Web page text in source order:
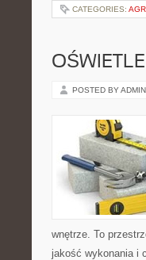
CATEGORIES:
POSTED BY ADMIN
wnętrze. To
jakość wykonania i